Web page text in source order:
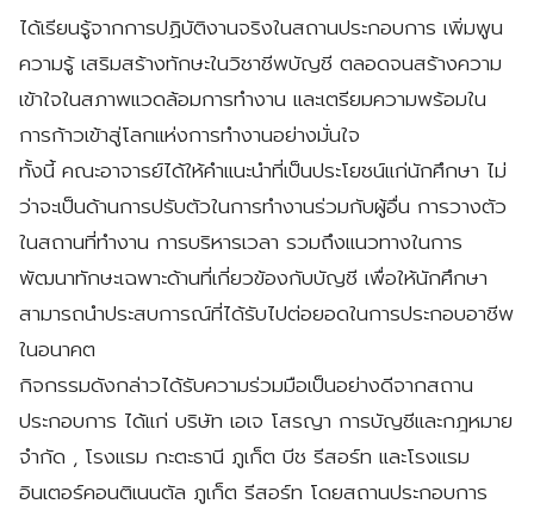
ได้เรียนรู้จากการปฏิบัติงานจริงในสถานประกอบการ เพิ่มพูน
ความรู้ เสริมสร้างทักษะในวิชาชีพบัญชี ตลอดจนสร้างความ
เข้าใจในสภาพแวดล้อมการทำงาน และเตรียมความพร้อมใน
การก้าวเข้าสู่โลกแห่งการทำงานอย่างมั่นใจ
ทั้งนี้ คณะอาจารย์ได้ให้คำแนะนำที่เป็นประโยชน์แก่นักศึกษา ไม่
ว่าจะเป็นด้านการปรับตัวในการทำงานร่วมกับผู้อื่น การวางตัว
ในสถานที่ทำงาน การบริหารเวลา รวมถึงแนวทางในการ
พัฒนาทักษะเฉพาะด้านที่เกี่ยวข้องกับบัญชี เพื่อให้นักศึกษา
สามารถนำประสบการณ์ที่ได้รับไปต่อยอดในการประกอบอาชีพ
ในอนาคต
กิจกรรมดังกล่าวได้รับความร่วมมือเป็นอย่างดีจากสถาน
ประกอบการ ได้แก่ บริษัท เอเจ โสรญา การบัญชีและกฎหมาย
จำกัด , โรงแรม กะตะธานี ภูเก็ต บีช รีสอร์ท และโรงแรม
อินเตอร์คอนติเนนตัล ภูเก็ต รีสอร์ท โดยสถานประกอบการ